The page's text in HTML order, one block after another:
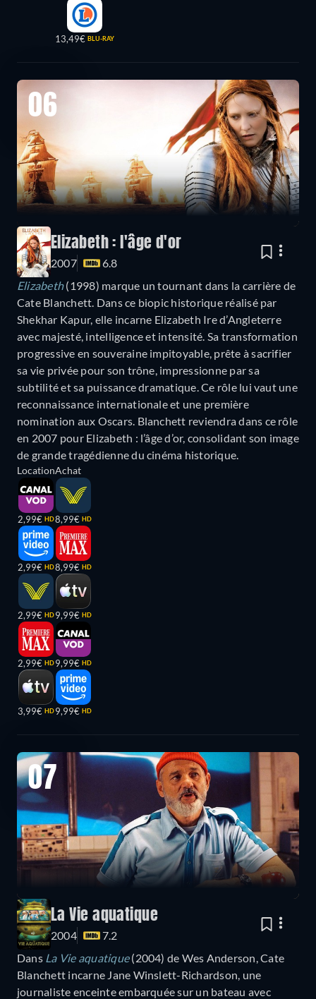
13,49€ BLU-RAY
06
Elizabeth : l'âge d'or
2007
6.8
Elizabeth(1998) marque un tournant dans la carrière de
Cate Blanchett. Dans ce biopic historique réalisé par
Shekhar Kapur, elle incarne Elizabeth Ire d’Angleterre
avec majesté, intelligence et intensité. Sa transformation
progressive en souveraine impitoyable, prête à sacrifier
sa vie privée pour son trône, impressionne par sa
subtilité et sa puissance dramatique. Ce rôle lui vaut une
reconnaissance internationale et une première
nomination aux Oscars. Blanchett reviendra dans ce rôle
en 2007 pour Elizabeth : l’âge d’or, consolidant son image
de grande tragédienne du cinéma historique.
Location
2,99€ HD
2,99€ HD
2,99€ HD
2,99€ HD
3,99€ HD
Achat
8,99€ HD
8,99€ HD
9,99€ HD
9,99€ HD
9,99€ HD
07
La Vie aquatique
2004
7.2
Dans La Vie aquatique(2004) de Wes Anderson, Cate
Blanchett incarne Jane Winslett-Richardson, une
journaliste enceinte embarquée sur un bateau avec